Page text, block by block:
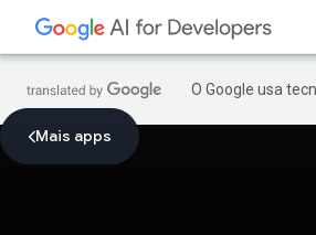
O Google usa
Mais apps